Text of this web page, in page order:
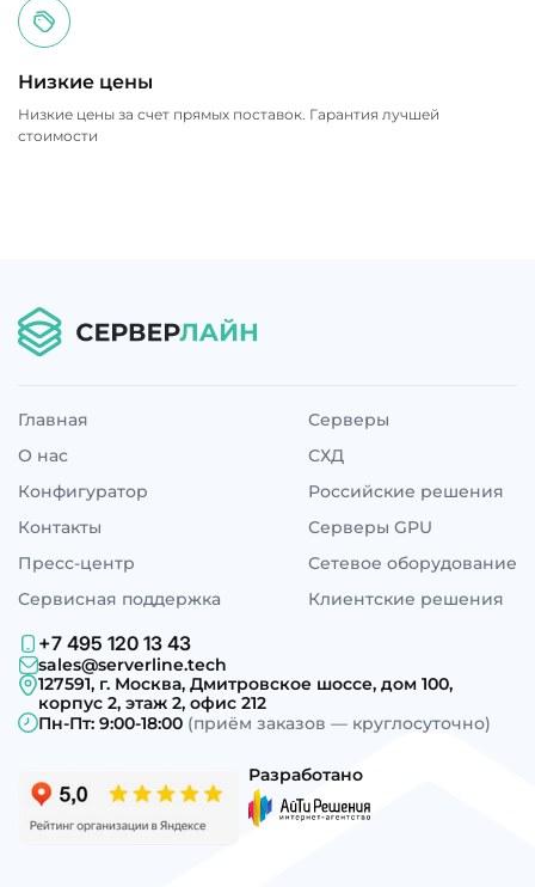
Низкие цены
Низкие цены за счет прямых поставок. Гарантия лучшей
стоимости
Главная
О нас
Конфигуратор
Контакты
Пресс-центр
Сервисная поддержка
Серверы
СХД
Российские решения
Серверы GPU
Сетевое оборудование
Клиентские решения
+7 495 120 13 43
sales@serverline.tech
127591, г. Москва, Дмитровское шоссе, дом 100,
корпус 2, этаж 2, офис 212
Пн-Пт: 9:00-18:00 (приём заказов — круглосуточно)
Разработано